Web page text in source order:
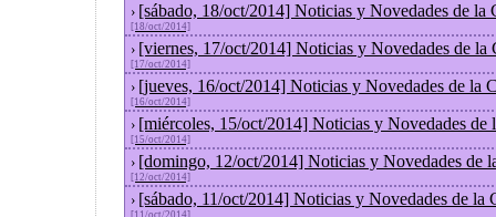
› [sábado, 18/oct/2014] Noticias y Novedades de la
[18/oct/2014]
› [viernes, 17/oct/2014] Noticias y Novedades de la
[17/oct/2014]
› [jueves, 16/oct/2014] Noticias y Novedades de la
[16/oct/2014]
› [miércoles, 15/oct/2014] Noticias y Novedades de
[15/oct/2014]
› [domingo, 12/oct/2014] Noticias y Novedades de
[12/oct/2014]
› [sábado, 11/oct/2014] Noticias y Novedades de la
[11/oct/2014]